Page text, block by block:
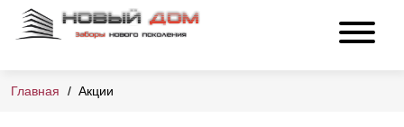
Главная Акции